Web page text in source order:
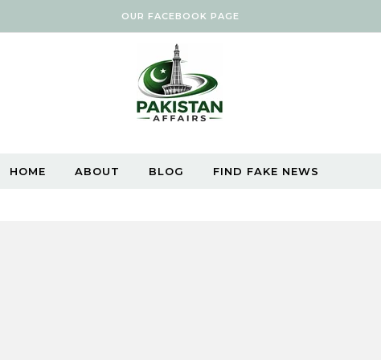
OUR FACEBOOK PAGE
HOME ABOUT BLOG FIND FAKE NEWS